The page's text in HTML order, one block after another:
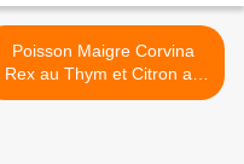
Poisson Maigre Corvina
Rex au Thym et Citron au
four >